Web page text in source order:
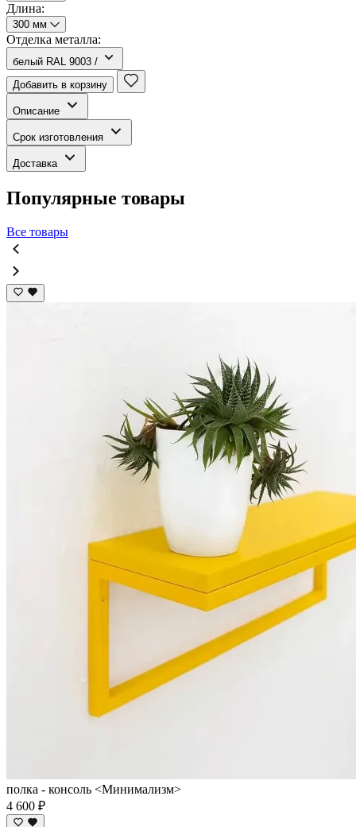
Длина:
300 мм
Отделка металла:
белый RAL 9003 /
Добавить в корзину
Описание
Срок изготовления
Доставка
Популярные товары
Все товары
полка - консоль <Минимализм>
4 600 ₽